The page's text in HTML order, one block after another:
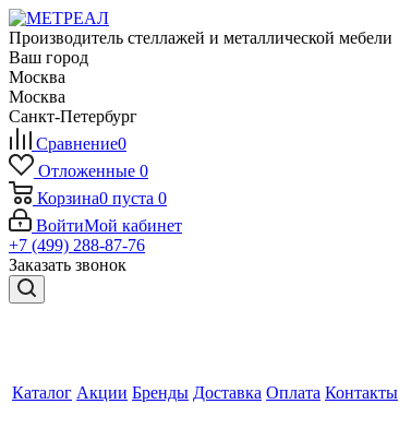
Производитель стеллажей и металлической мебели
Ваш город
Москва
Москва
Санкт-Петербург
Сравнение0
Отложенные 0
Корзина0 пуста 0
ВойтиМой кабинет
+7 (499) 288-87-76
Заказать звонок
Каталог Акции Бренды Доставка Оплата Контакты